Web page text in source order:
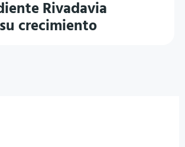
Rivadavia
crecimiento